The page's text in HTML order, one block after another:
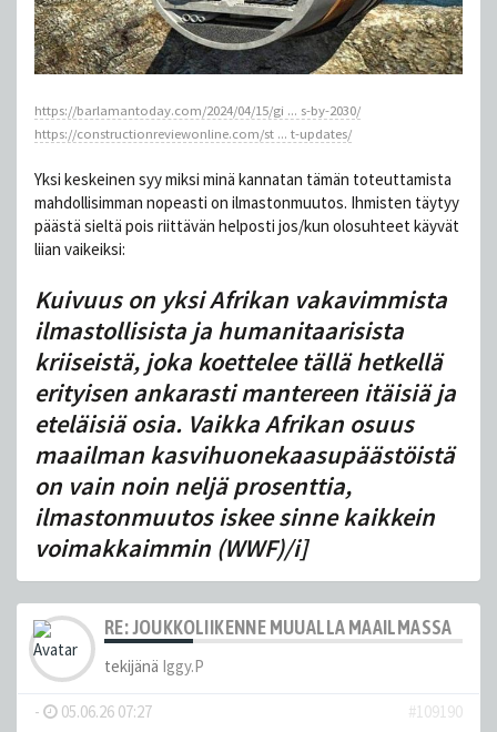
https://barlamantoday.com/2024/04/15/gi ... s-by-2030/
https://constructionreviewonline.com/st ... t-updates/
Yksi keskeinen syy miksi minä kannatan tämän toteuttamista
mahdollisimman nopeasti on ilmastonmuutos. Ihmisten täytyy
päästä sieltä pois riittävän helposti jos/kun olosuhteet käyvät
liian vaikeiksi:
Kuivuus on yksi Afrikan vakavimmista
ilmastollisista ja humanitaarisista
kriiseistä, joka koettelee tällä hetkellä
erityisen ankarasti mantereen itäisiä ja
eteläisiä osia. Vaikka Afrikan osuus
maailman kasvihuonekaasupäästöistä
on vain noin neljä prosenttia,
ilmastonmuutos iskee sinne kaikkein
voimakkaimmin (WWF)/i]
RE: JOUKKOLIIKENNE MUUALLA MAAILMASSA
tekijänä Iggy.P
- 05.06.26 07:27 #109190